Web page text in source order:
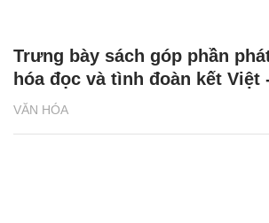
VĂN HÓA
Trưng bày sách góp phần
hóa đọc và tình đoàn kết Việt